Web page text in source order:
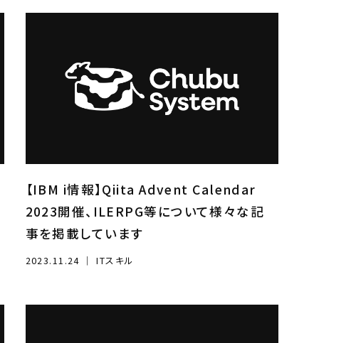
【IBM i情報】Qiita Advent Calendar
2023開催、ILERPG等について様々な記
事を掲載しています
2023.11.24 ｜ITスキル